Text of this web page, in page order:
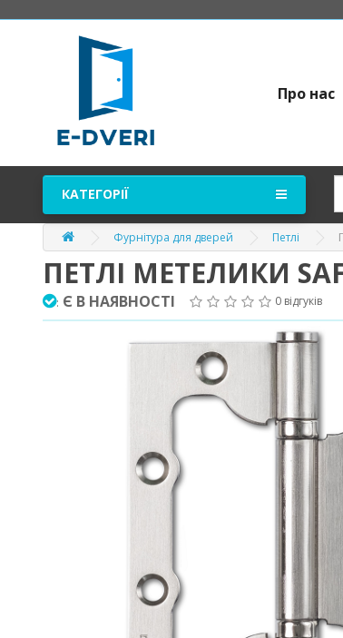
Про нас
КАТЕГОРІЇ
Фурнітура для дверей Петлі
ПЕТЛІ МЕТЕЛИКИ
: Є В НАЯВНОСТІ 0 відгуків